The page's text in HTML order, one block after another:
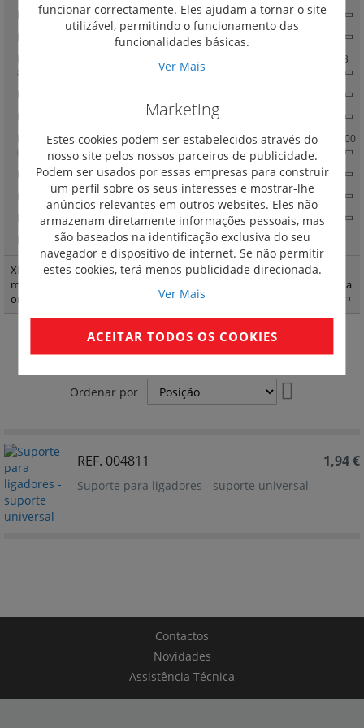
Suporte universal
Ordenar por
REF. 004811
Suporte para ligadores - suporte universal
1,94 €
Repartição horizontal HX3 auto até 125 A (2)
Repartição horizontal HX3 - 80 / 125 A(9)
Repartição horizontal HX3 até 400 A em quadros e armários XL3 400, XL3
800 e XL3 4000
Repartição vertical VX3 até 400 A em armário XL3 400
Repartição vertical VX3 até 800 A em armário XL3 800 e XL3 4000
HX3 / VX3 Repartição horizontal e vertical até 3200 A em quadros XL3 4000
(32)
Kits de ligação VX3 até 4000 A para quadros XL3 4000(23)
Reparticão IS horizontal HX3 IS até 125 A em armários XL3 4000(2)
Reparticão IS vertical VX3 IS até 2000 A em armários XL3 4000 (54)
HX3
XL3 quadros e armáriosXL3 400 - acessórios de fixação e painéis para
montagem modular Vistop até 160 A DPX3 160 e 250 e DPX-IS em calha
omega
Contactos
Novidades
Assistência Técnica
funcionar correctamente. Eles ajudam a tornar o site
utilizável, permitindo o funcionamento das
funcionalidades básicas.
Ver Mais
Marketing
Estes cookies podem ser estabelecidos através do
nosso site pelos nossos parceiros de publicidade.
Podem ser usados por essas empresas para construir
um perfil sobre os seus interesses e mostrar-lhe
anúncios relevantes em outros websites. Eles não
armazenam diretamente informações pessoais, mas
são baseados na identificação exclusiva do seu
navegador e dispositivo de internet. Se não permitir
estes cookies, terá menos publicidade direcionada.
Ver Mais
ACEITAR TODOS OS COOKIES